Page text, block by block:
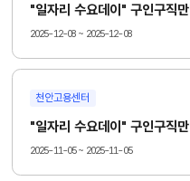
2025-12-08 ~ 2025-12-08
천안고용센터
2025-11-05 ~ 2025-11-05